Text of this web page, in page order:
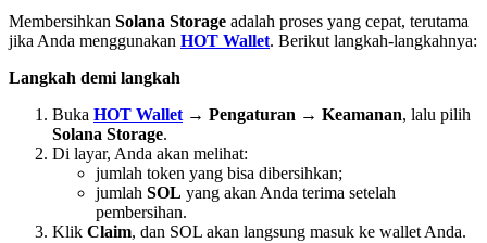
Membersihkan Solana Storage adalah proses yang cepat, terutama
jika Anda menggunakan HOT Wallet. Berikut langkah-langkahnya:
Langkah demi langkah
Buka HOT Wallet → Pengaturan → Keamanan, lalu pilih
Solana Storage.
Di layar, Anda akan melihat:
jumlah token yang bisa dibersihkan;
jumlah SOL yang akan Anda terima setelah
pembersihan.
Klik Claim, dan SOL akan langsung masuk ke wallet Anda.